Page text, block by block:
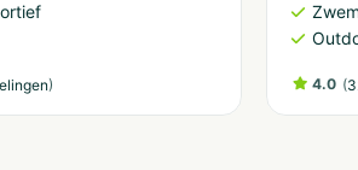
) 4.0 (